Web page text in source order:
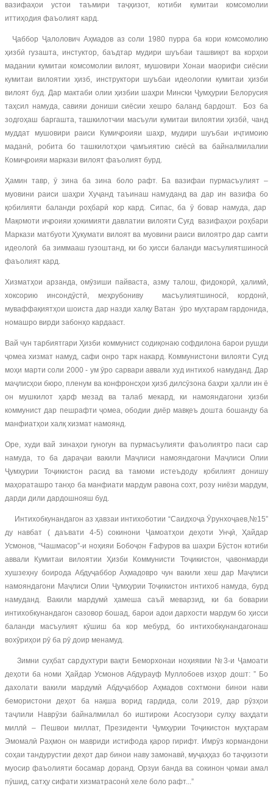
вазифаҳои устои таъмири таҷҳизот, котиби кумитаи комсомолии
иттиҳодия фаъолият кард.
Ҷаббор Ҷалолович Аҳмадов аз соли 1980 пурра ба кори комсомолию
ҳизбӣ гузашта, инстуктор, баъдтар мудири шуъбаи ташвиқот ва корҳои
мадании кумитаи комсомолии вилоят, мушовири Хонаи маорифи сиёсии
кумитаи вилоятии ҳизб, инструктори шуъбаи идеологии кумитаи ҳизби
вилоят буд. Дар мактаби олии ҳизбии шаҳри Мински Ҷумҳурии Белорусия
таҳсил намуда, савияи дониши сиёсии хешро баланд бардошт. Боз ба
зодгоҳаш баргашта, ташкилотчии масъули кумитаи вилоятии ҳизбӣ, чанд
муддат мушовири раиси Кумиҷроияи шаҳр, мудири шуъбаи иҷтимоию
маданӣ, робита бо ташкилотҳои ҷамъиятию сиёсӣ ва байналмилалии
Комиҷроияи маркази вилоят фаъолият бурд.
Ҳамин тавр, ӯ зина ба зина боло рафт. Ба вазифаи пурмасъулият –
муовини раиси шаҳри Хуҷанд таъинаш намуданд ва дар ин вазифа бо
қобилияти баланди роҳбарӣ кор кард. Сипас, ба ӯ бовар намуда, дар
Мақомоти иҷроияи ҳокимияти давлатии вилояти Суғд вазифаҳои роҳбари
Маркази матбуоти Ҳукумати вилоят ва муовини раиси вилоятро дар самти
идеологӣ ба зиммааш гузоштанд, ки бо ҳисси баланди масъулиятшиносӣ
фаъолият кард.
Хизматҳои арзанда, омӯзиши пайваста, азму талош, фидокорӣ, ҳалимӣ,
хоксорию инсондӯстӣ, меҳрубониву масъулиятшиносӣ, кордонӣ,
муваффақиятҳои шоиста дар назди халқу Ватан ӯро муҳтарам гардонида,
номашро вирди забонҳо кардааст.
Вай чун тарбиятгари Ҳизби коммунист содиқонаю софдилона барои рушди
ҷомеа хизмат намуд, сафи онро тарк накард. Коммунистони вилояти Суғд
моҳи марти соли 2000 - ум ӯро сарвари аввали худ интихоб намуданд. Дар
маҷлисҳои бюро, пленум ва конфронсҳои ҳизб дилсӯзона баҳри ҳалли ин ё
он мушкилот ҳарф мезад ва талаб мекард, ки намояндагони ҳизби
коммунист дар пешрафти ҷомеа, ободии диёр мавқеъ дошта бошанду ба
манфиатҳои халқ хизмат намоянд.
Оре, худи вай зинаҳои гуногун ва пурмасъулияти фаъолиятро паси сар
намуда, то ба дараҷаи вакили Маҷлиси намояндагони Маҷлиси Олии
Ҷумҳурии Тоҷикистон расид ва тамоми истеъдоду қобилият донишу
маҳораташро танҳо ба манфиати мардум равона сохт, розу ниёзи мардум,
дарди дили дардошнояш буд.
Интихобкунандагон аз ҳавзаи интихоботии “Саидхоҷа Ӯрунхоҷаев,№15”
ду навбат ( даъвати 4-5) сокинони Ҷамоатҳои деҳоти Унҷӣ, Ҳайдар
Усмонов, “Чашмасор”-и ноҳияи Бобоҷон Ғафуров ва шаҳри Бӯстон котиби
аввали Кумитаи вилоятии Ҳизби Коммунисти Тоҷикистон, ҷавонмарди
хушзеҳну боирода Абдуҷаббор Аҳмадовро чун вакили хеш дар Маҷлиси
намояндагони Маҷлиси Олии Ҷумҳурии Тоҷикистон интихоб намуда, бурд
намуданд. Вакили мардумӣ ҳамеша саъй меварзид, ки ба боварии
интихобкунандагон сазовор бошад, барои адои дархости мардум бо ҳисси
баланди масъулият кӯшиш ба кор мебурд, бо интихобкунандагонаш
вохӯриҳои рӯ ба рӯ доир менамуд.
Зимни суҳбат сардухтури вақти Беморхонаи ноҳиявии №3-и Ҷамоати
деҳоти ба номи Ҳайдар Усмонов Абдурауф Муллобоев изҳор дошт: ” Бо
дахолати вакили мардумӣ Абдуҷаббор Аҳмадов сохтмони бинои нави
бемористони деҳот ба нақша ворид гардида, соли 2019, дар рӯзҳои
таҷлили Наврӯзи байналмилал бо иштироки Асосгузори сулҳу ваҳдати
миллӣ – Пешвои миллат, Президенти Ҷумҳурии Тоҷикистон муҳтарам
Эмомалӣ Раҳмон он мавриди истифода қарор гирифт. Имрӯз кормандони
соҳаи тандурустии деҳот дар бинои наву замонавӣ, муҷаҳҳаз бо таҷҳизоти
муосир фаъолияти босамар доранд. Орзуи банда ва сокинон ҷомаи амал
пӯшид, сатҳу сифати хизматрасонӣ хеле боло рафт...”